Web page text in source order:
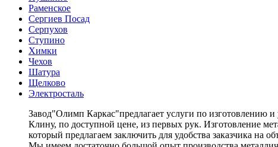
Раменское
Сергиев Посад
Серпухов
Ступино
Химки
Чехов
Шатура
Щелково
Электросталь
Завод"Олимп Каркас"предлагает услуги по изготовлению
Клину, по доступной цене, из первых рук. Изготовление
который предлагаем заключить для удобства заказчика на